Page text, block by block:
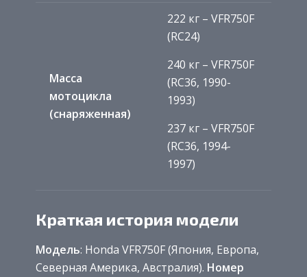
Масса
мотоцикла
(снаряженная)
222 кг – VFR750F
(RC24)
240 кг – VFR750F
(RC36, 1990-
1993)
237 кг – VFR750F
(RC36, 1994-
1997)
Краткая история модели
Модель: Honda VFR750F (Япония, Европа,
Северная Америка, Австралия). Номер